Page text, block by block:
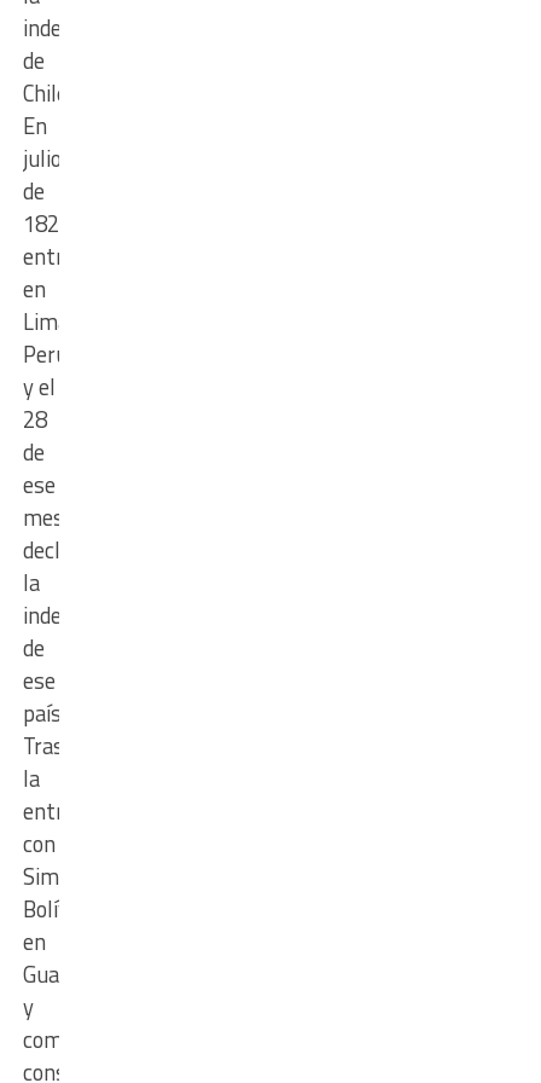
independencia
de
Chile.
En
julio
de
1821
entró
en
Lima,
Perú,
y el
28
de
ese
mes
declaraba
la
independencia
de
ese
país.
Tras
la
entrevista
con
Simón
Bolívar
en
Guayaquil
y
como
consecuencia